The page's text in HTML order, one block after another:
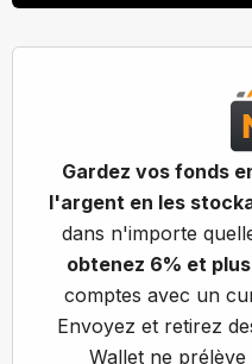
Gardez vos fonds
l'argent en les
dans n'importe
obtenez 6% et
comptes avec un
Envoyez et retirez
Wallet ne prélève